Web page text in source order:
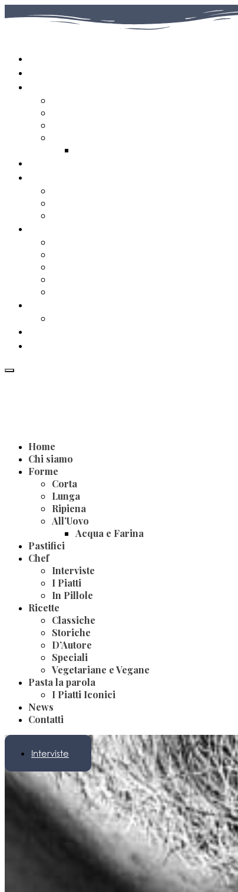
Home
Chi siamo
Forme
Corta
Lunga
Ripiena
All’Uovo
Acqua e Farina
Pastifici
Chef
Interviste
I Piatti
In Pillole
Ricette
Classiche
Storiche
D’Autore
Speciali
Vegetariane e Vegane
Pasta la parola
I Piatti Iconici
News
Contatti
Interviste